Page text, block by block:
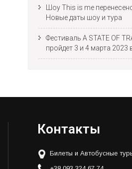
Шоу This is me
Новые даты шоу и тура
Фестиваль A STATE OF
пройдет 3 и 4 марта 2023
Контакты
Билеты и Автобусные